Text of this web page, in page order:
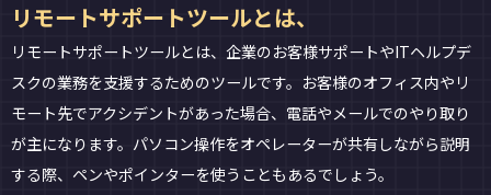
リモートサポートツールとは、
リモートサポートツールとは、企業のお客様サポートやITヘルプデ
スクの業務を支援するためのツールです。お客様のオフィス内やリ
モート先でアクシデントがあった場合、電話やメールでのやり取り
が主になります。パソコン操作をオペレーターが共有しながら説明
する際、ペンやポインターを使うこともあるでしょう。